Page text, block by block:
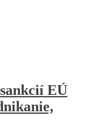
EÚ